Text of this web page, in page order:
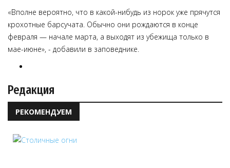
«Вполне вероятно, что в какой-нибудь из норок уже прячутся
крохотные барсучата. Обычно они рождаются в конце
февраля — начале марта, а выходят из убежища только в
мае-июне», - добавили в заповеднике.
Редакция
РЕКОМЕНДУЕМ